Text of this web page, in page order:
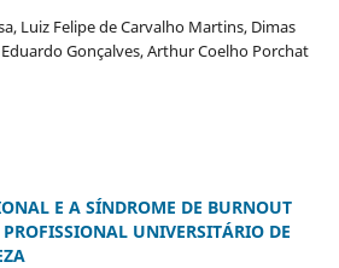
Luiz Felipe de Carvalho Martins, Dimas
Gonçalves, Arthur Coelho Porchat
E A SÍNDROME DE BURNOUT
UNIVERSITÁRIO DE